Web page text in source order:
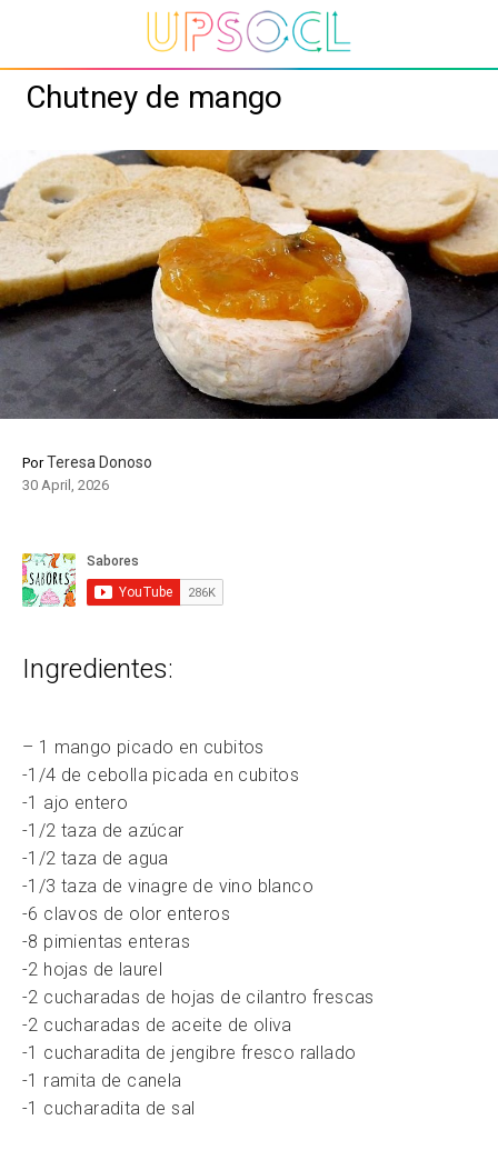
Chutney de mango
PorTeresa Donoso
30 April, 2026
Ingredientes:
– 1 mango picado en cubitos
-1/4 de cebolla picada en cubitos
-1 ajo entero
-1/2 taza de azúcar
-1/2 taza de agua
-1/3 taza de vinagre de vino blanco
-6 clavos de olor enteros
-8 pimientas enteras
-2 hojas de laurel
-2 cucharadas de hojas de cilantro frescas
-2 cucharadas de aceite de oliva
-1 cucharadita de jengibre fresco rallado
-1 ramita de canela
-1 cucharadita de sal